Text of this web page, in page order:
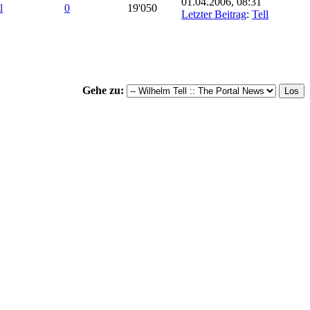
0 19'050
Letzter Beitrag: Tell
Gehe zu: